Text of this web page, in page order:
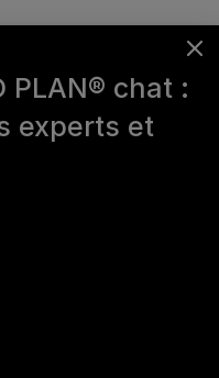
PLAN® chat :
experts et